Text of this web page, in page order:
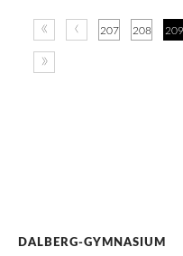
« ‹ 207 208 209
»
DALBERG-GYMNASIUM